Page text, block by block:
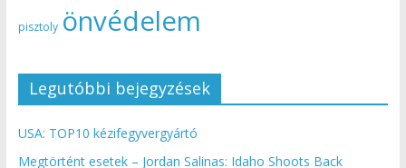
pisztoly önvédelem
Legutóbbi bejegyzések
USA: TOP10 kézifegyvergyártó
Megtörtént esetek – Jordan Salinas: Idaho Shoots Back